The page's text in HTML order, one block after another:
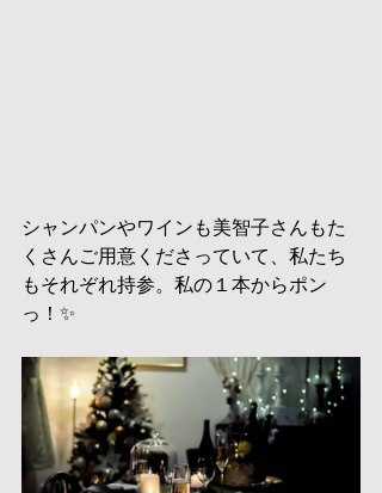
シャンパンやワインも美智子さんもた
くさんご用意くださっていて、私たち
もそれぞれ持参。私の１本からポン
っ！✨